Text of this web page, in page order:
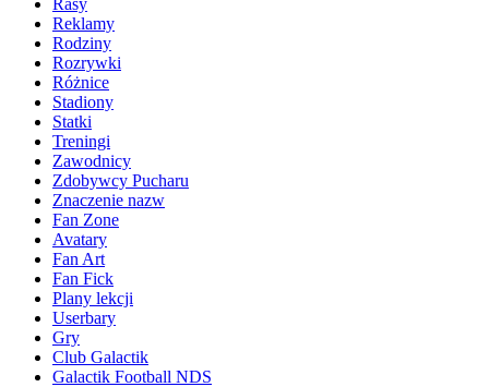
Rasy
Reklamy
Rodziny
Rozrywki
Różnice
Stadiony
Statki
Treningi
Zawodnicy
Zdobywcy Pucharu
Znaczenie nazw
Fan Zone
Avatary
Fan Art
Fan Fick
Plany lekcji
Userbary
Gry
Club Galactik
Galactik Football NDS